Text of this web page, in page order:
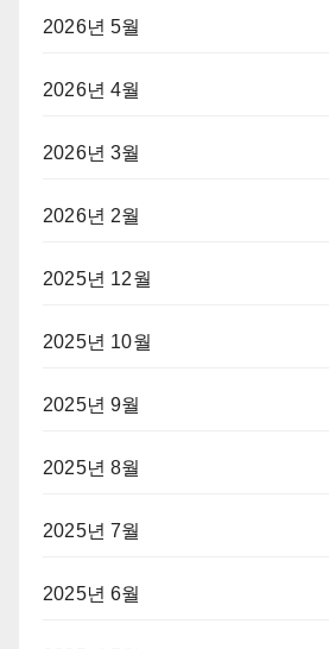
2026년 5월
2026년 4월
2026년 3월
2026년 2월
2025년 12월
2025년 10월
2025년 9월
2025년 8월
2025년 7월
2025년 6월